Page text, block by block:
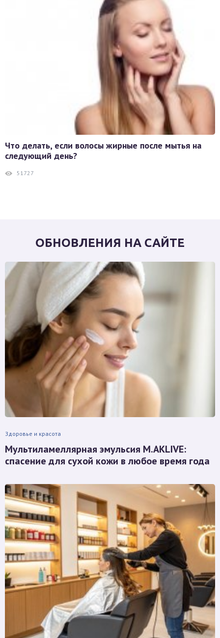
Что делать, если волосы жирные после мытья на
следующий день?
51727
ОБНОВЛЕНИЯ НА САЙТЕ
Здоровье и красота
Мультиламеллярная эмульсия M.AKLIVE:
спасение для сухой кожи в любое время года